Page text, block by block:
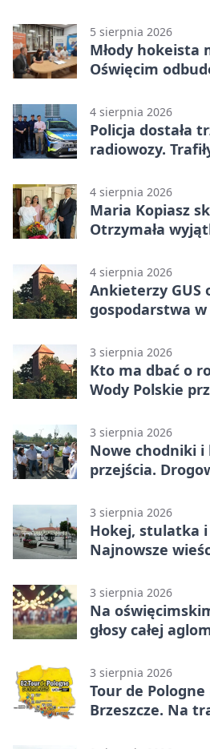
5 sierpnia 2026
Młody hokeista
Oświęcim
4 sierpnia 2026
Policja dostała
radiowozy.
4 sierpnia 2026
Maria Kopiasz
Otrzymała
4 sierpnia 2026
Ankieterzy GUS
gospodarstwa
3 sierpnia 2026
Kto ma dbać o
Wody Polskie
3 sierpnia 2026
Nowe chodniki i
przejścia.
3 sierpnia 2026
Hokej, stulatka i
Najnowsze
3 sierpnia 2026
Na
głosy całej
3 sierpnia 2026
Tour de
Brzeszcze. Na